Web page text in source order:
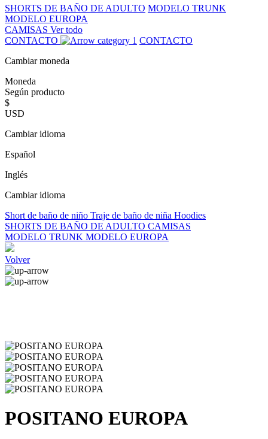
SHORTS DE BAÑO DE ADULTO MODELO TRUNK
MODELO EUROPA
CAMISAS Ver todo
CONTACTO
CONTACTO
Cambiar moneda
Moneda
Según producto
$
USD
Cambiar idioma
Español
Inglés
Cambiar idioma
Short de baño de niño Traje de baño de niña Hoodies
SHORTS DE BAÑO DE ADULTO CAMISAS
MODELO TRUNK MODELO EUROPA
Volver
POSITANO EUROPA